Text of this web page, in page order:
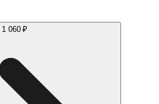
1 060 ₽